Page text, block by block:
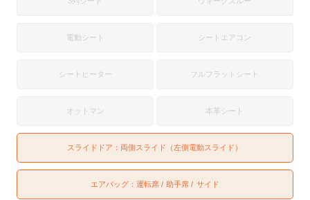
電動シート シートエアコン
シートヒーター フルフラットシート
オットマン 本革シート
スライドドア： 両側スライド（左側電動スライド）
エアバッグ：運転席 助手席 サイド